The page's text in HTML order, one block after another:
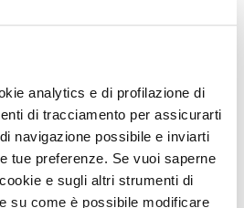
analytics e di profilazione di
di tracciamento per assicurarti
navigazione possibile e inviarti
tue preferenze. Se vuoi saperne
e sugli altri strumenti di
su come è possibile modificare